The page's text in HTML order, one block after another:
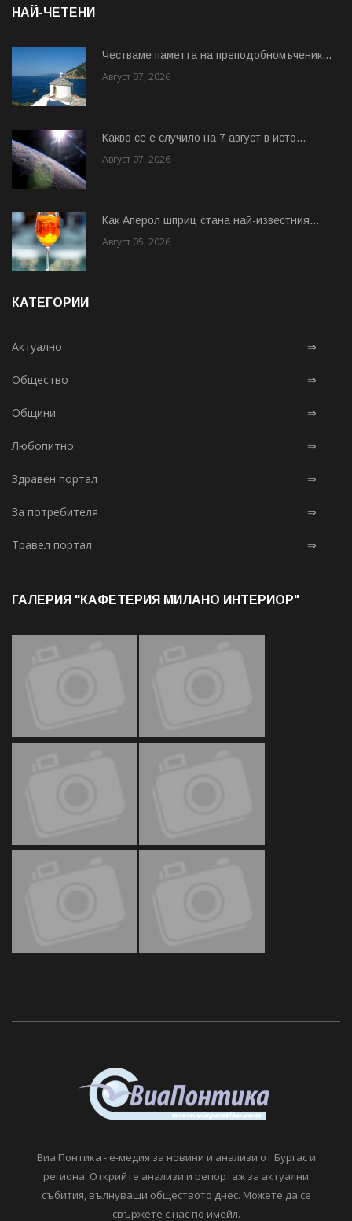
НАЙ-ЧЕТЕНИ
Честваме паметта на преподобномъченик...
Август 07, 2026
Какво се е случило на 7 август в исто...
Август 07, 2026
Как Аперол шприц стана най-известния...
Август 05, 2026
КАТЕГОРИИ
Актуално ⇒
Общество ⇒
Общини ⇒
Любопитно ⇒
Здравен портал ⇒
За потребителя ⇒
Травел портал ⇒
ГАЛЕРИЯ "КАФЕТЕРИЯ МИЛАНО ИНТЕРИОР"
Виа Понтика - е-медия за новини и анализи от Бургас и
региона. Открийте анализи и репортаж за актуални
събития, вълнуващи обществото днес. Можете да се
свържете с нас по имейл.